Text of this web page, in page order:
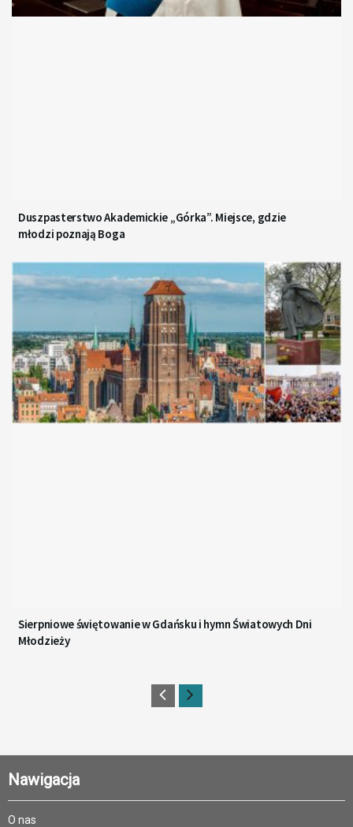
Duszpasterstwo Akademickie „Górka”. Miejsce, gdzie
młodzi poznają Boga
Sierpniowe świętowanie w Gdańsku i hymn Światowych Dni
Młodzieży
Nawigacja
O nas